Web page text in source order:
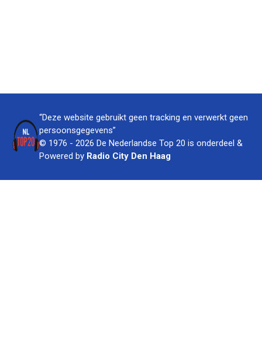
“Deze website gebruikt geen tracking en verwerkt geen
persoonsgegevens”
© 1976 - 2026 De Nederlandse Top 20 is onderdeel &
Powered by Radio City Den Haag